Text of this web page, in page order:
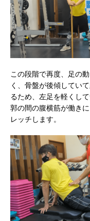
この段階で再度、足の
く、骨盤が後傾してい
るため、左足を軽くし
郭の間の腹横筋が働き
レッチします。